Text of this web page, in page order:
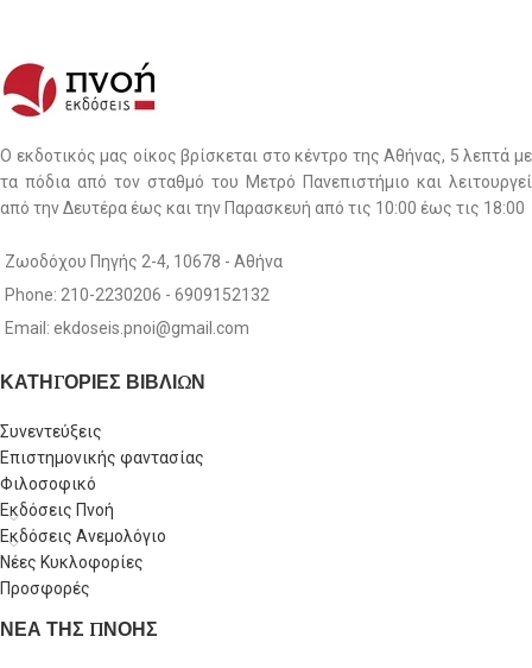
Ο εκδοτικός μας οίκος βρίσκεται στο κέντρο της Αθήνας, 5 λεπτά με
τα πόδια από τον σταθμό του Μετρό Πανεπιστήμιο και λειτουργεί
από την Δευτέρα έως και την Παρασκευή από τις 10:00 έως τις 18:00
Ζωοδόχου Πηγής 2-4, 10678 - Αθήνα
Phone: 210-2230206 - 6909152132
Email: ekdoseis.pnoi@gmail.com
ΚΑΤΗΓΟΡΙΕΣ ΒΙΒΛΙΩΝ
Συνεντεύξεις
Επιστημονικής φαντασίας
Φιλοσοφικό
Εκδόσεις Πνοή
Εκδόσεις Ανεμολόγιο
Νέες Κυκλοφορίες
Προσφορές
ΝΕΑ ΤΗΣ ΠΝΟΗΣ